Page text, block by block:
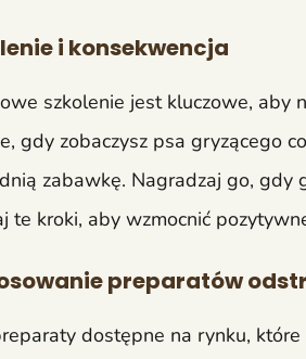
i konsekwencja
szkolenie jest kluczowe, aby
gdy zobaczysz psa gryzącego
zabawkę. Nagradzaj go, gdy
te kroki, aby wzmocnić
preparatów
dostępne na rynku,